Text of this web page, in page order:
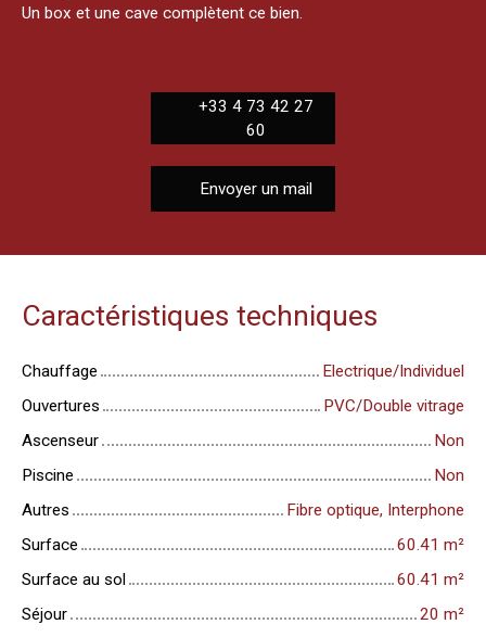
Un box et une cave complètent ce bien.
+33 4 73 42 27
60
Envoyer un mail
Caractéristiques techniques
Chauffage
Electrique/Individuel
Ouvertures
PVC/Double vitrage
Ascenseur
Non
Piscine
Non
Autres
Fibre optique, Interphone
Surface
60.41 m²
Surface au sol
60.41 m²
Séjour
20 m²